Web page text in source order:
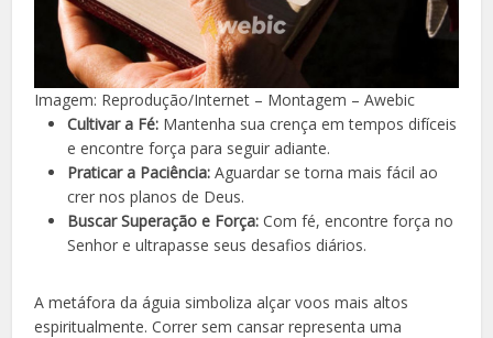
Imagem: Reprodução/Internet – Montagem – Awebic
Cultivar a Fé: Mantenha sua crença em tempos difíceis
e encontre força para seguir adiante.
Praticar a Paciência: Aguardar se torna mais fácil ao
crer nos planos de Deus.
Buscar Superação e Força: Com fé, encontre força no
Senhor e ultrapasse seus desafios diários.
A metáfora da águia simboliza alçar voos mais altos
espiritualmente. Correr sem cansar representa uma